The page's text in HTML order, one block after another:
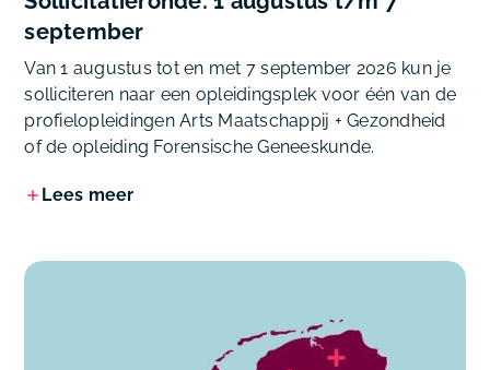
september
Van 1 augustus tot en met 7 september 2026 kun je
solliciteren naar een opleidingsplek voor één van de
profielopleidingen Arts Maatschappij + Gezondheid
of de opleiding Forensische Geneeskunde.
Lees meer